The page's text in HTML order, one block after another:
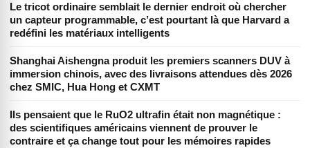
Le tricot ordinaire semblait le dernier endroit où chercher
un capteur programmable, c’est pourtant là que Harvard a
redéfini les matériaux intelligents
Shanghai Aishengna produit les premiers scanners DUV à
immersion chinois, avec des livraisons attendues dès 2026
chez SMIC, Hua Hong et CXMT
Ils pensaient que le RuO2 ultrafin était non magnétique :
des scientifiques américains viennent de prouver le
contraire et ça change tout pour les mémoires rapides